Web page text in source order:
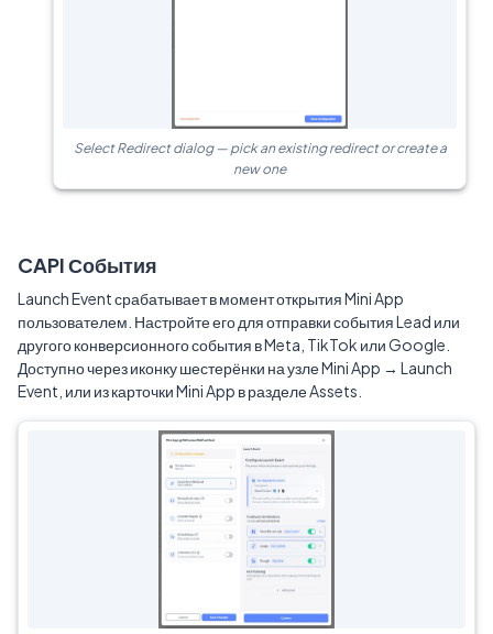
Select Redirect dialog — pick an existing redirect or create a
new one
CAPI События
Launch Event срабатывает в момент открытия Mini App
пользователем. Настройте его для отправки события Lead или
другого конверсионного события в Meta, TikTok или Google.
Доступно через иконку шестерёнки на узле Mini App → Launch
Event, или из карточки Mini App в разделе Assets.